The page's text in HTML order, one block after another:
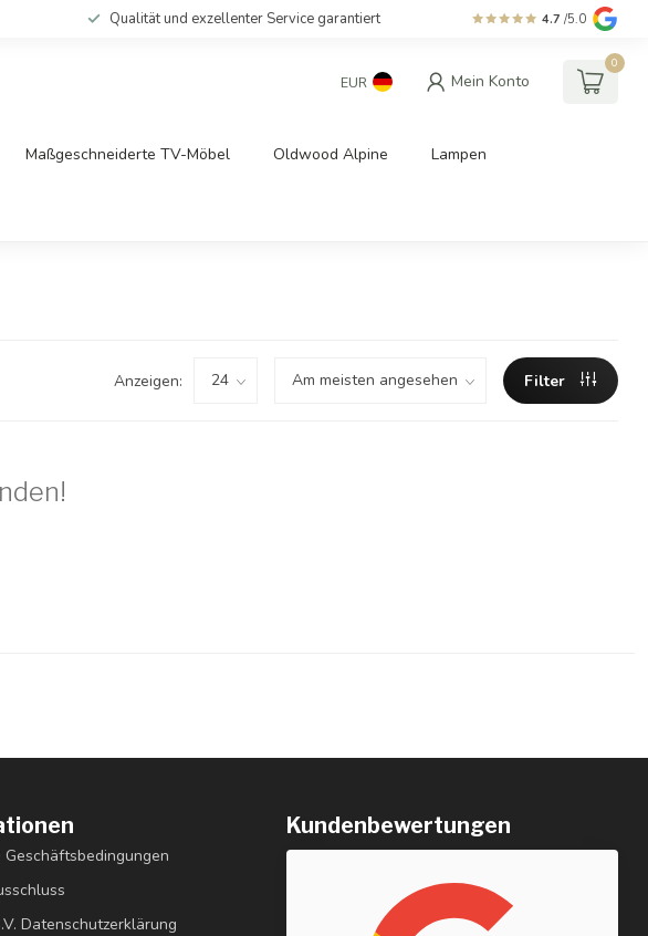
Qualität und exzellenter Service garantiert 4.7 /5.0
EUR Mein Konto
0
Maßgeschneiderte TV-Möbel Oldwood Alpine Lampen
Anzeigen: Filter
Datenschutzerklärung
Kundenbewertungen